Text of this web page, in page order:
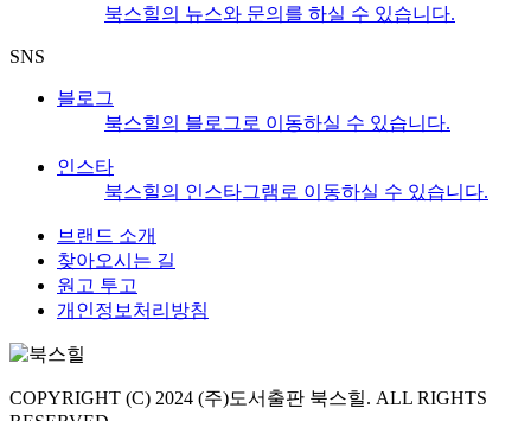
북스힐의 뉴스와 문의를 하실 수 있습니다.
SNS
블로그
북스힐의 블로그로 이동하실 수 있습니다.
인스타
북스힐의 인스타그램로 이동하실 수 있습니다.
브랜드 소개
찾아오시는 길
원고 투고
개인정보처리방침
COPYRIGHT (C) 2024 (주)도서출판 북스힐. ALL RIGHTS